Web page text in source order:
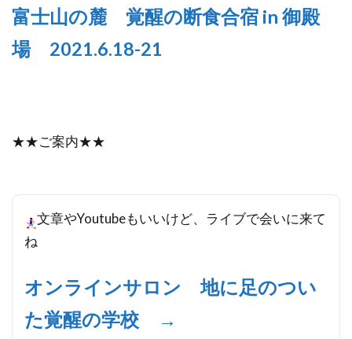
富士山の麓 覚醒の断食合宿 in 御殿
場 2021.6.18-21
★★ご案内★★
文章やYoutubeもいいけど、ライブで会いに来て
ね
オンラインサロン 地に足のつい
た覚醒の学校 →